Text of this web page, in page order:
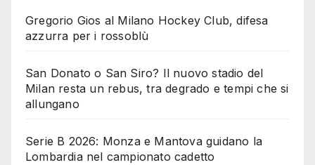
Gregorio Gios al Milano Hockey Club, difesa
azzurra per i rossoblù
San Donato o San Siro? Il nuovo stadio del
Milan resta un rebus, tra degrado e tempi che si
allungano
Serie B 2026: Monza e Mantova guidano la
Lombardia nel campionato cadetto